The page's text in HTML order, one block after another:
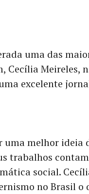
uma das
Cecília Meireles,
excelente
uma melhor
trabalhos
social.
no Brasil